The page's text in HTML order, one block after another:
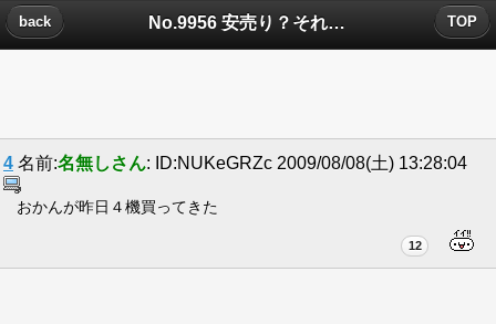
No.9956 安売り？それとも叩き売り？についたコメント
back TOP
4 名前:名無しさん: ID:NUKeGRZc 2009/08/08(土) 13:28:04
おかんが昨日４機買ってきた
12